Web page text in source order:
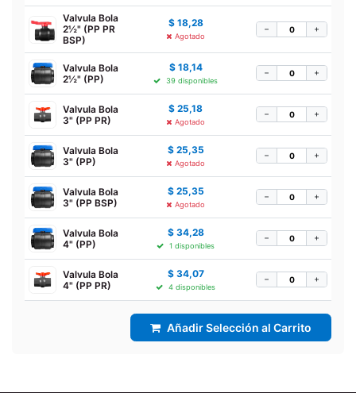
Valvula Bola
2½" (PP PR
BSP)
$ 18,28
Agotado
− +
Valvula Bola
2½" (PP)
$ 18,14
39 disponibles
− +
Valvula Bola
3" (PP PR)
$25,18
Agotado
− +
Valvula Bola
3" (PP)
$ 25,35
Agotado
− +
Valvula Bola
3" (PP BSP)
$ 25,35
Agotado
− +
Valvula Bola
4" (PP)
$ 34,28
1 disponibles
− +
Valvula Bola
4" (PP PR)
$ 34,07
4 disponibles
− +
Añadir Selección al Carrito